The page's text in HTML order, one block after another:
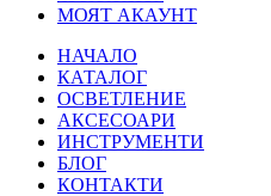
МОЯТ АКАУНТ
НАЧАЛО
КАТАЛОГ
ОСВЕТЛЕНИЕ
АКСЕСОАРИ
ИНСТРУМЕНТИ
БЛОГ
КОНТАКТИ